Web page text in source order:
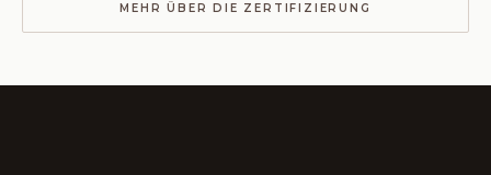
MEHR ÜBER DIE ZERTIFIZIERUNG